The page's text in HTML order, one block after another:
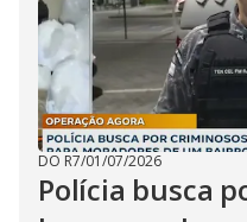
DO R7/01/07/2026
Polícia busca